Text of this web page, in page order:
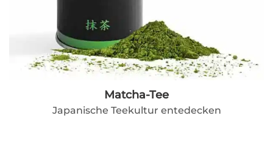
Matcha-Tee
Japanische Teekultur entedecken